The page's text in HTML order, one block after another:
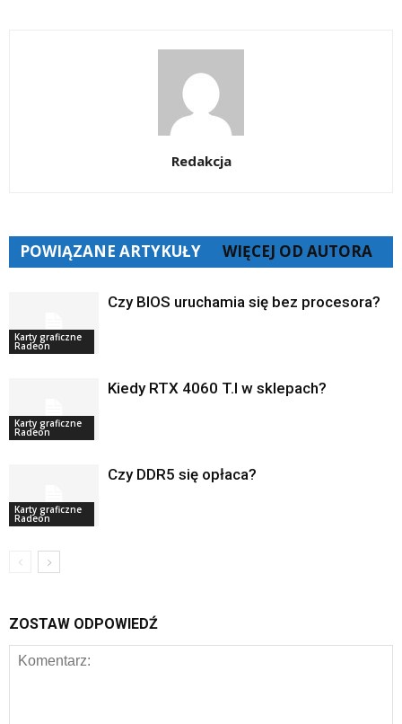
Redakcja
POWIĄZANE ARTYKUŁY WIĘCEJ OD AUTORA
Karty graficzne
Radeon
Czy BIOS uruchamia się bez procesora?
Karty graficzne
Radeon
Kiedy RTX 4060 T.I w sklepach?
Karty graficzne
Radeon
Czy DDR5 się opłaca?
ZOSTAW ODPOWIEDŹ